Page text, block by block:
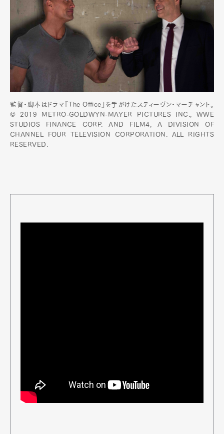
監督・脚本はドラマ『The Office』を手がけたスティーヴン・マーチャント。
© 2019 METRO-GOLDWYN-MAYER PICTURES INC., WWE
STUDIOS FINANCE CORP. AND FILM4, A DIVISION OF
CHANNEL FOUR TELEVISION CORPORATION. ALL RIGHTS
RESERVED.